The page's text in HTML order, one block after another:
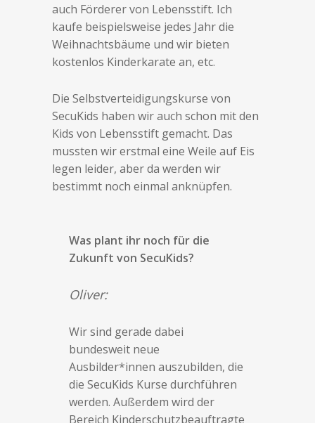
auch Förderer von Lebensstift. Ich
kaufe beispielsweise jedes Jahr die
Weihnachtsbäume und wir bieten
kostenlos Kinderkarate an, etc.
Die Selbstverteidigungskurse von
SecuKids haben wir auch schon mit den
Kids von Lebensstift gemacht. Das
mussten wir erstmal eine Weile auf Eis
legen leider, aber da werden wir
bestimmt noch einmal anknüpfen.
Was plant ihr noch für die
Zukunft von SecuKids?
Oliver:
Wir sind gerade dabei
bundesweit neue
Ausbilder*innen auszubilden, die
die SecuKids Kurse durchführen
werden. Außerdem wird der
Bereich Kinderschutzbeauftragte